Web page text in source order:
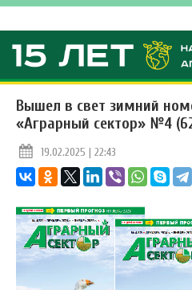
Вышел в свет зимний
«Аграрный сектор» №4
19.02.2025 | 22:43